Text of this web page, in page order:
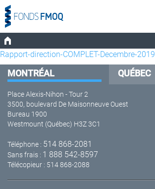
Rapport-direction-COMPLET-Decembre-2019
MONTRÉAL QUÉBEC
Place Alexis-Nihon - Tour 2
3500, boulevard De Maisonneuve Ouest
Bureau 1900
Westmount (Québec) H3Z 3C1
Téléphone : 514 868-2081
Sans frais : 1 888 542-8597
Télécopieur : 514 868-2088